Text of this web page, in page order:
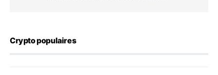
Crypto populaires